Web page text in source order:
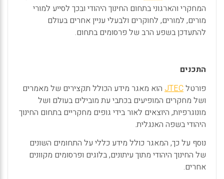
המחקרי והארגוני בתחום החינוך היהודי ובכך לסייע למורי
מורים, למורים, לחוקרים ולבעלי עניין אחרים בעולם
להתעדכן בשפע הרב של פרסומים בתחום.
התכנים
פורטלJTEC הוא מאגר מידע הכולל תקצירים של מאמרים
ושל מחקרים המופיעים בכתבי עת מובילים בעולם ושל
מונוגרפיות, היוצאים לאור בידי גופים מחקריים בתחום החינוך
היהודי בשפה האנגלית.
נוסף על כך, המאגר כולל מידע כללי על התחומים השונים
של החינוך היהודי מתוך עיתונים, בלוגים ופרסומים מקוונים
אחרים.